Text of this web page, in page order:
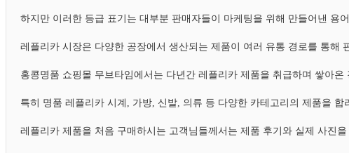
하지만 이러한 등급 표기는 대부분 판매자들이 마케팅을 위해 만들어낸 용
레플리카 시장은 다양한 공장에서 생산되는 제품이 여러 유통 경로를 통
홍콩명품 쇼핑몰 무브타임에서는 다년간 레플리카 제품을 취급하며 쌓아
특히 명품 레플리카 시계, 가방, 신발, 의류 등 다양한 카테고리의 제품을
레플리카 제품을 처음 구매하시는 고객님들께서는 제품 후기와 실제 사진